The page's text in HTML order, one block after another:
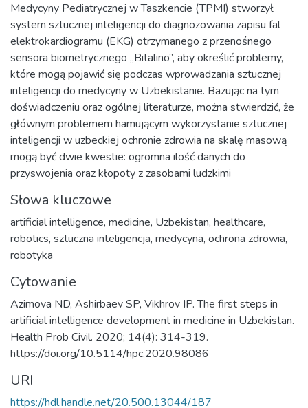
Medycyny Pediatrycznej w Taszkencie (TPMI) stworzył
system sztucznej inteligencji do diagnozowania zapisu fal
elektrokardiogramu (EKG) otrzymanego z przenośnego
sensora biometrycznego „Bitalino”, aby określić problemy,
które mogą pojawić się podczas wprowadzania sztucznej
inteligencji do medycyny w Uzbekistanie. Bazując na tym
doświadczeniu oraz ogólnej literaturze, można stwierdzić, że
głównym problemem hamującym wykorzystanie sztucznej
inteligencji w uzbeckiej ochronie zdrowia na skalę masową
mogą być dwie kwestie: ogromna ilość danych do
przyswojenia oraz kłopoty z zasobami ludzkimi
Słowa kluczowe
artificial intelligence, medicine, Uzbekistan, healthcare,
robotics, sztuczna inteligencja, medycyna, ochrona zdrowia,
robotyka
Cytowanie
Azimova ND, Ashirbaev SP, Vikhrov IP. The first steps in
artificial intelligence development in medicine in Uzbekistan.
Health Prob Civil. 2020; 14(4): 314-319.
https://doi.org/10.5114/hpc.2020.98086
URI
https://hdl.handle.net/20.500.13044/187